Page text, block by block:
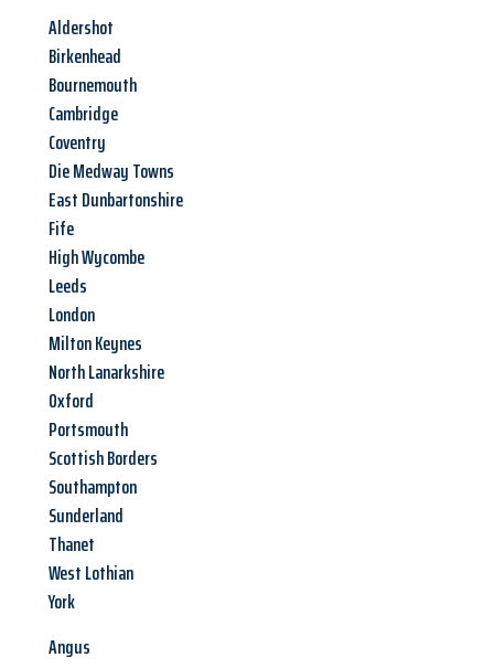
Aldershot
Birkenhead
Bournemouth
Cambridge
Coventry
Die Medway Towns
East Dunbartonshire
Fife
High Wycombe
Leeds
London
Milton Keynes
North Lanarkshire
Oxford
Portsmouth
Scottish Borders
Southampton
Sunderland
Thanet
West Lothian
York
Angus